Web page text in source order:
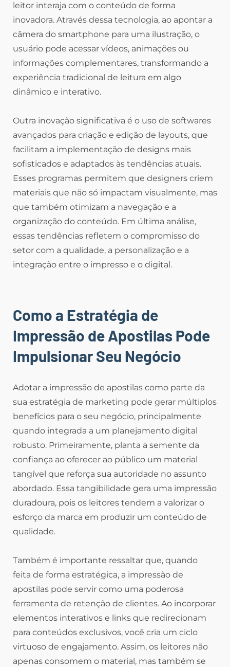
leitor interaja com o conteúdo de forma
inovadora. Através dessa tecnologia, ao apontar a
câmera do smartphone para uma ilustração, o
usuário pode acessar vídeos, animações ou
informações complementares, transformando a
experiência tradicional de leitura em algo
dinâmico e interativo.
Outra inovação significativa é o uso de softwares
avançados para criação e edição de layouts, que
facilitam a implementação de designs mais
sofisticados e adaptados às tendências atuais.
Esses programas permitem que designers criem
materiais que não só impactam visualmente, mas
que também otimizam a navegação e a
organização do conteúdo. Em última análise,
essas tendências refletem o compromisso do
setor com a qualidade, a personalização e a
integração entre o impresso e o digital.
Como a Estratégia de
Impressão de Apostilas Pode
Impulsionar Seu Negócio
Adotar a impressão de apostilas como parte da
sua estratégia de marketing pode gerar múltiplos
benefícios para o seu negócio, principalmente
quando integrada a um planejamento digital
robusto. Primeiramente, planta a semente da
confiança ao oferecer ao público um material
tangível que reforça sua autoridade no assunto
abordado. Essa tangibilidade gera uma impressão
duradoura, pois os leitores tendem a valorizar o
esforço da marca em produzir um conteúdo de
qualidade.
Também é importante ressaltar que, quando
feita de forma estratégica, a impressão de
apostilas pode servir como uma poderosa
ferramenta de retenção de clientes. Ao incorporar
elementos interativos e links que redirecionam
para conteúdos exclusivos, você cria um ciclo
virtuoso de engajamento. Assim, os leitores não
apenas consomem o material, mas também se